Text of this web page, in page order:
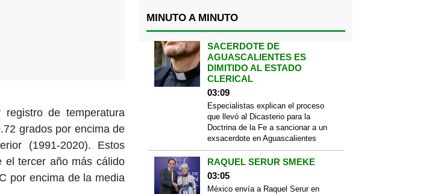
de temperatura
grados por encima de
(1991-2020). Estos
el tercer año más cálido
por encima de la media
MINUTO A MINUTO
SACERDOTE DE
AGUASCALIENTES ES
DIMITIDO AL ESTADO
CLERICAL
03:09
Especialistas explican el proceso
que llevó al Dicasterio para la
Doctrina de la Fe a sancionar a un
exsacerdote en Aguascalientes
RAQUEL SERUR SMEKE
03:05
México envía a Raquel Serur en